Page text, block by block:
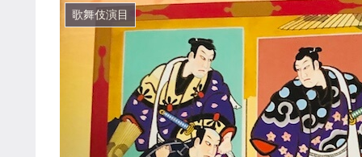
歌舞伎演目